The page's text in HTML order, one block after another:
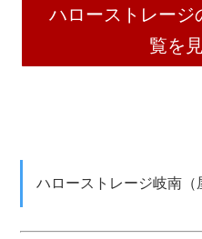
ハローストレージ
覧を
ハローストレージ岐南（